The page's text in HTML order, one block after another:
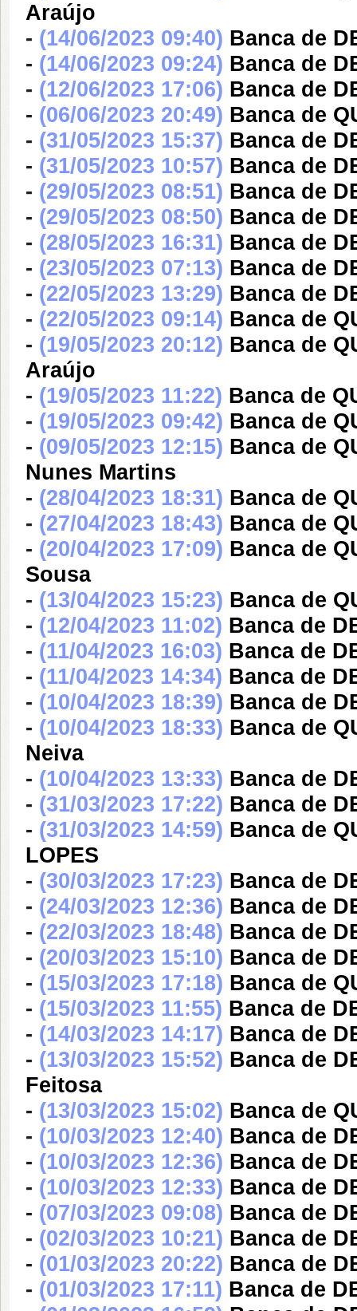
Araújo
- (14/06/2023 09:40) Banca de
- (14/06/2023 09:24) Banca de
- (12/06/2023 17:06) Banca de
- (06/06/2023 20:49) Banca de
- (31/05/2023 15:37) Banca de
- (31/05/2023 10:57) Banca de
- (29/05/2023 08:51) Banca de
- (29/05/2023 08:50) Banca de
- (28/05/2023 16:31) Banca de
- (23/05/2023 07:13) Banca de
- (22/05/2023 13:29) Banca de
- (22/05/2023 09:14) Banca de
- (19/05/2023 20:12) Banca de
Araújo
- (19/05/2023 11:22) Banca de
- (19/05/2023 09:42) Banca de
- (09/05/2023 12:15) Banca de
Nunes Martins
- (28/04/2023 18:31) Banca de
- (27/04/2023 18:43) Banca de
- (20/04/2023 17:09) Banca de
Sousa
- (13/04/2023 15:23) Banca de
- (12/04/2023 11:02) Banca de
- (11/04/2023 16:03) Banca de
- (11/04/2023 14:34) Banca de
- (10/04/2023 18:39) Banca de
- (10/04/2023 18:33) Banca de
Neiva
- (10/04/2023 13:33) Banca de
- (31/03/2023 17:22) Banca de
- (31/03/2023 14:59) Banca de
LOPES
- (30/03/2023 17:23) Banca de
- (24/03/2023 12:36) Banca de
- (22/03/2023 18:48) Banca de
- (20/03/2023 15:10) Banca de
- (15/03/2023 17:18) Banca de
- (15/03/2023 11:55) Banca de
- (14/03/2023 14:17) Banca de
- (13/03/2023 15:52) Banca de
Feitosa
- (13/03/2023 15:02) Banca de
- (10/03/2023 12:40) Banca de
- (10/03/2023 12:36) Banca de
- (10/03/2023 12:33) Banca de
- (07/03/2023 09:08) Banca de
- (02/03/2023 10:21) Banca de
- (01/03/2023 20:22) Banca de
- (01/03/2023 17:11) Banca de